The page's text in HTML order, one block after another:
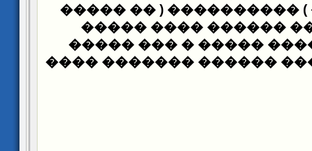
����� ������ )
������ ������ ����
���� ������ ����
������ ������� ����